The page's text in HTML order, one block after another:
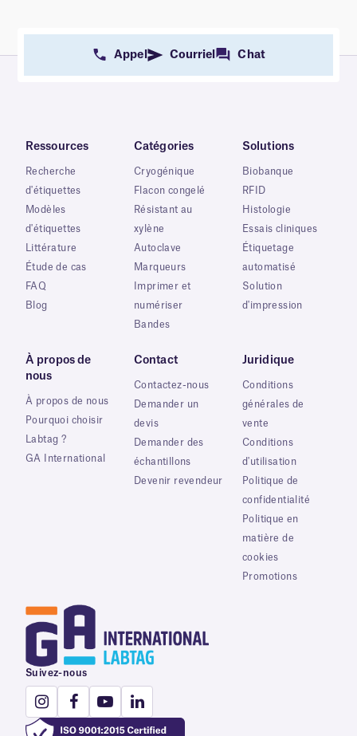
Appel Courriel Chat
Ressources
Recherche
d'étiquettes
Modèles
d'étiquettes
Littérature
Étude de cas
FAQ
Blog
Catégories
Cryogénique
Flacon congelé
Résistant au
xylène
Autoclave
Marqueurs
Imprimer et
numériser
Bandes
Solutions
Biobanque
RFID
Histologie
Essais cliniques
Étiquetage
automatisé
Solution
d'impression
À propos de
nous
À propos de nous
Pourquoi choisir
Labtag ?
GA International
Contact
Contactez-nous
Demander un
devis
Demander des
échantillons
Devenir revendeur
Juridique
Conditions
générales de
vente
Conditions
d'utilisation
Politique de
confidentialité
Politique en
matière de
cookies
Promotions
Suivez-nous